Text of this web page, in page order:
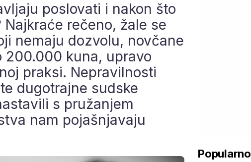
poslovati i nakon što
rečeno, žale se
nemaju dozvolu, novčane
200.000 kuna, upravo
praksi. Nepravilnosti
dugotrajne sudske
s pružanjem
nam pojašnjavaju
Popularno